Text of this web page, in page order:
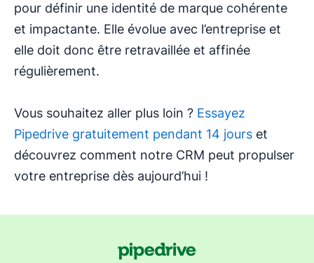
pour définir une identité de marque cohérente
et impactante. Elle évolue avec l’entreprise et
elle doit donc être retravaillée et affinée
régulièrement.
Vous souhaitez aller plus loin ? Essayez
Pipedrive gratuitement pendant 14 jours et
découvrez comment notre CRM peut propulser
votre entreprise dès aujourd’hui !